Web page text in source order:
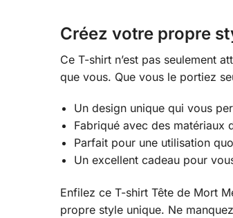
Créez votre propre
Ce T-shirt n’est pas seulement
que vous. Que vous le portiez
Un design unique qui vous
Fabriqué avec des matériaux
Parfait pour une utilisation
Un excellent cadeau pour
Enfilez ce T-shirt Tête de Mort
propre style unique. Ne